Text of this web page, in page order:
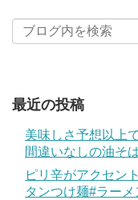
最近の投稿
美味しさ予想以上
間違いなしの油そ
ピリ辛がアクセン
タンつけ麺#ラー